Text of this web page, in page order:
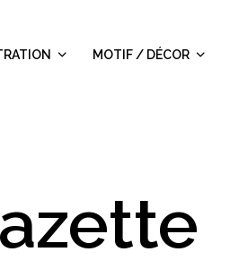
MOTIF / DÉCOR